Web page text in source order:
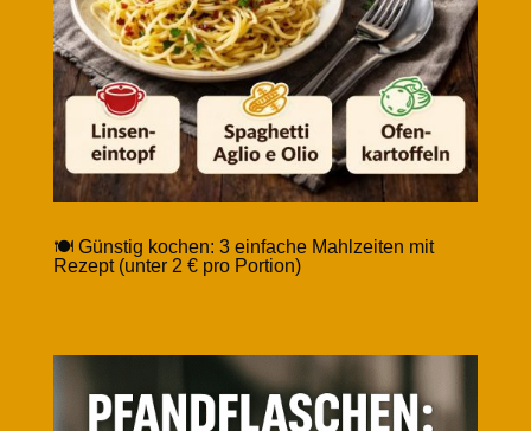
🍽️ Günstig kochen: 3 einfache Mahlzeiten mit
Rezept (unter 2 € pro Portion)